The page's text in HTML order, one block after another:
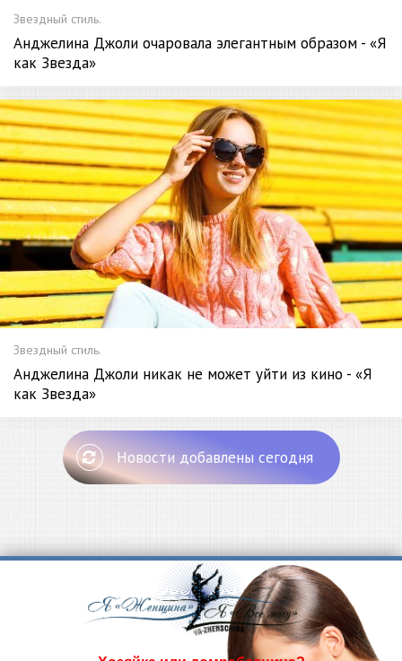
Звездный стиль.
Анджелина Джоли очаровала элегантным образом - «Я
как Звезда»
Звездный стиль.
Анджелина Джоли никак не может уйти из кино - «Я
как Звезда»
Новости добавлены сегодня